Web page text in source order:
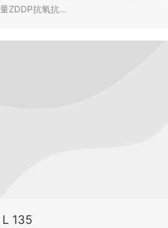
ZDDP抗氧抗…
135